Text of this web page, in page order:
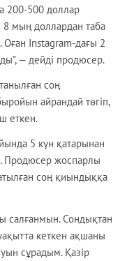
200-500 доллар
8 мың доллардан таба
Instagram-дағы 2
— дейді продюсер.
соң
айрандай төгіп,
еткен.
5 күн қатарынан
Продюсер жоспарлы
соң қиындыққа
салғанмын. Сондықтан
кеткен ақшаны
сұрадым. Қазір